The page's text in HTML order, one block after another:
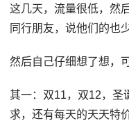
这几天，流量很低，然
同行朋友，说他们的也
然后自己仔细想了想，
其一：双11，双12，圣
求，还有每天的天天特